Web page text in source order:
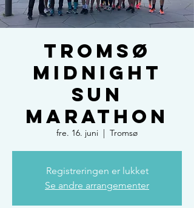
Tromsø
Midnight
Sun
Marathon
fre. 16. juni
  |
Tromsø
Registreringen er lukket
Se andre arrangementer